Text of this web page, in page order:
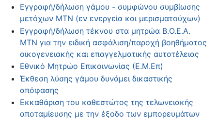
Εγγραφή/δήλωση γάμου - συμφώνου συμβίωσης
μετόχων ΜΤΝ (εν ενεργεία και μερισματούχων)
Εγγραφή/δήλωση τέκνου στα μητρώα Β.Ο.Ε.Α.
ΜΤΝ για την ειδική ασφάλιση/παροχή βοηθήματος
οικογενειακής και επαγγελματικής αυτοτέλειας
Εθνικό Μητρώο Επικοινωνίας (Ε.Μ.Επ)
Έκθεση λύσης γάμου δυνάμει δικαστικής
απόφασης
Εκκαθάριση του καθεστώτος της τελωνειακής
αποταμίευσης με την έξοδο των εμπορευμάτων